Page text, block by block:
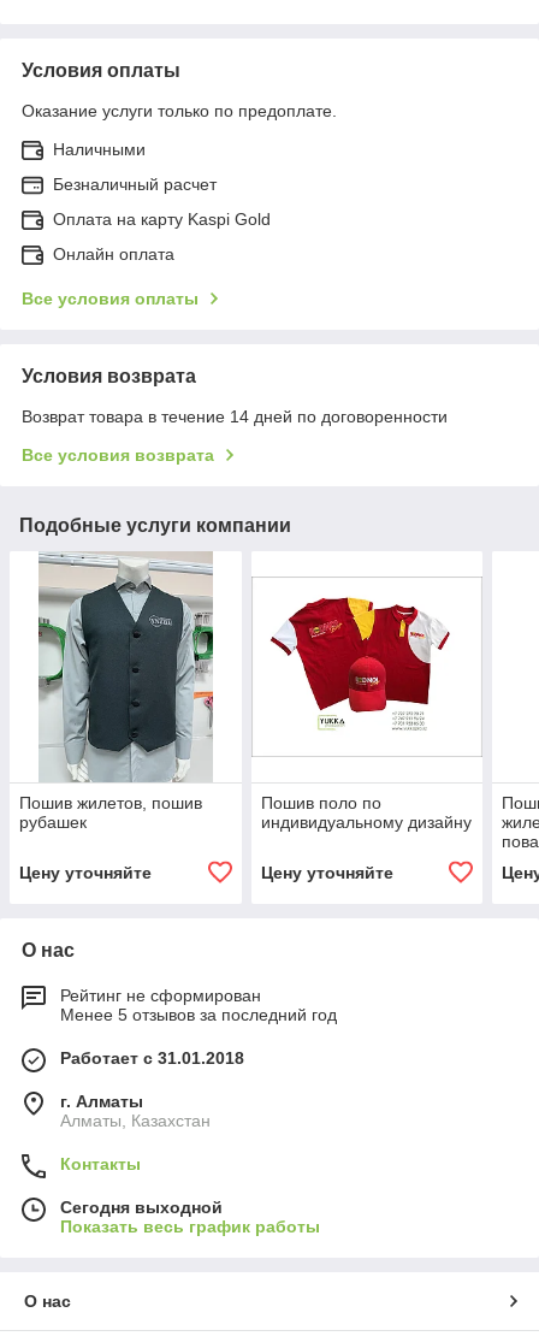
Условия оплаты
Оказание услуги только по предоплате.
Наличными
Безналичный расчет
Оплата на карту Kaspi Gold
Онлайн оплата
Все условия оплаты
Условия возврата
Возврат товара в течение 14 дней по договоренности
Все условия возврата
Подобные услуги компании
Пошив жилетов, пошив
рубашек
Цену уточняйте
Пошив поло по
индивидуальному дизайну
Цену уточняйте
О нас
Рейтинг не сформирован
Менее 5 отзывов за последний год
Работает с 31.01.2018
г. Алматы
Алматы, Казахстан
Контакты
Сегодня выходной
Показать весь график работы
О нас